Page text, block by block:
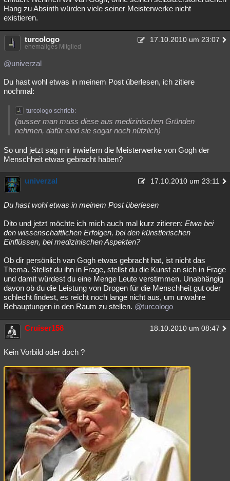
Hang zu Absinth würden viele seiner Meisterwerke nicht
existieren.
turcologo 17.10.2010 um 23:07
ehemaliges Mitglied
@univerzal
Du hast wohl etwas in meinem Post überlesen, ich zitiere
nochmal:
turcologo schrieb:
(ausser man muss diese aus medizinischen Gründen
nehmen, dafür sind sie sogar noch nützlich)
So und jetzt sag mir inwiefern die Meisterwerke von Gogh der
Menschheit etwas gebracht haben?
univerzal 17.10.2010 um 23:11
Du hast wohl etwas in meinem Post überlesen
Dito und jetzt möchte ich mich auch mal kurz zitieren: Etwa bei
den wissenschaftlichen Erfolgen, bei den künstlerischen
Einflüssen, bei medizinischen Aspekten?
Ob dir persönlich van Gogh etwas gebracht hat, ist nicht das
Thema. Stellst du ihn in Frage, stellst du die Kunst an sich in Frage
und damit würdest du eine Menge Leute verstimmen. Unabhängig
davon ob du die Leistung von Drogen für die Menschheit gut oder
schlecht findest, es reicht noch lange nicht aus, um unwahre
Behauptungen in den Raum zu stellen. @turcologo
Cruiser156 18.10.2010 um 08:47
Kein Vorbild oder doch ?